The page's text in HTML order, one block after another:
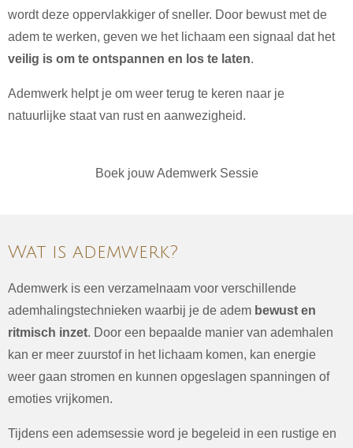
wordt deze oppervlakkiger of sneller. Door bewust met de
adem te werken, geven we het lichaam een signaal dat het
veilig is om te ontspannen en los te laten.
Ademwerk helpt je om weer terug te keren naar je
natuurlijke staat van rust en aanwezigheid.
Boek jouw Ademwerk Sessie
Wat is ademwerk?
Ademwerk is een verzamelnaam voor verschillende
ademhalingstechnieken waarbij je de adem bewust en
ritmisch inzet. Door een bepaalde manier van ademhalen
kan er meer zuurstof in het lichaam komen, kan energie
weer gaan stromen en kunnen opgeslagen spanningen of
emoties vrijkomen.
Tijdens een ademsessie word je begeleid in een rustige en